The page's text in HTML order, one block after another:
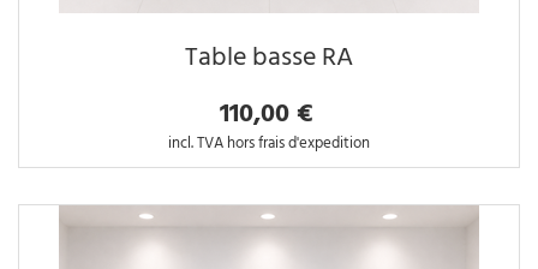
Table basse RA
110,00 €
incl. TVA hors frais d'expedition